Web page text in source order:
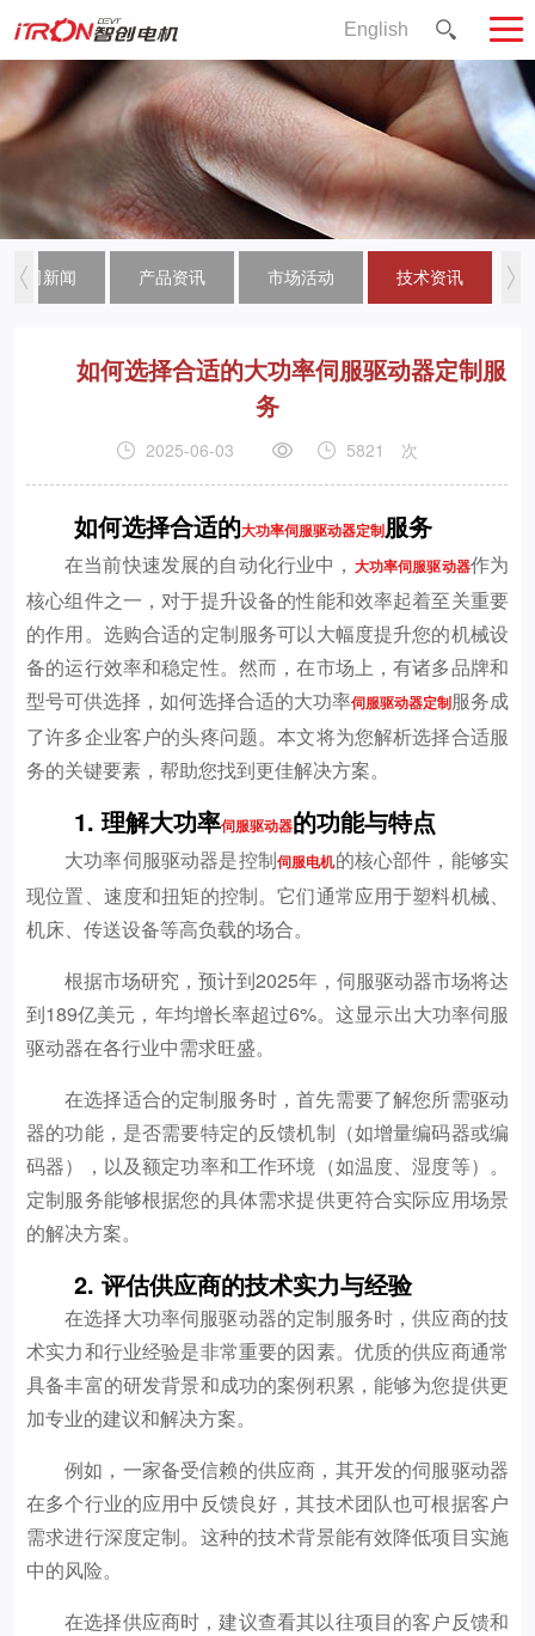
English
公司新闻 产品资讯 市场活动 技术资讯
如何选择合适的大功率伺服驱动器定制服
务
2025-06-03 5821 次
如何选择合适的大功率伺服驱动器定制 服务
在当前快速发展的自动化行业中， 大功率伺服驱动器作为
核心组件之一，对于提升设备的性能和效率起着至关重要
的作用。选购合适的定制服务可以大幅度提升您的机械设
备的运行效率和稳定性。然而，在市场上，有诸多品牌和
型号可供选择，如何选择合适的大功率伺服驱动器定制 服务成
了许多企业客户的头疼问题。本文将为您解析选择合适服
务的关键要素，帮助您找到更佳解决方案。
1. 理解大功率伺服驱动器的功能与特点
大功率伺服驱动器是控制伺服电机的核心部件，能够实
现位置、速度和扭矩的控制。它们通常应用于塑料机械、
机床、传送设备等高负载的场合。
根据市场研究，预计到2025年，伺服驱动器市场将达
到189亿美元，年均增长率超过6%。这显示出大功率伺服
驱动器在各行业中需求旺盛。
在选择适合的定制服务时，首先需要了解您所需驱动
器的功能，是否需要特定的反馈机制（如增量编码器或编
码器），以及额定功率和工作环境（如温度、湿度等）。
定制服务能够根据您的具体需求提供更符合实际应用场景
的解决方案。
2. 评估供应商的技术实力与经验
在选择大功率伺服驱动器的定制服务时，供应商的技
术实力和行业经验是非常重要的因素。优质的供应商通常
具备丰富的研发背景和成功的案例积累，能够为您提供更
加专业的建议和解决方案。
例如，一家备受信赖的供应商，其开发的伺服驱动器
在多个行业的应用中反馈良好，其技术团队也可根据客户
需求进行深度定制。这种的技术背景能有效降低项目实施
中的风险。
在选择供应商时，建议查看其以往项目的客户反馈和